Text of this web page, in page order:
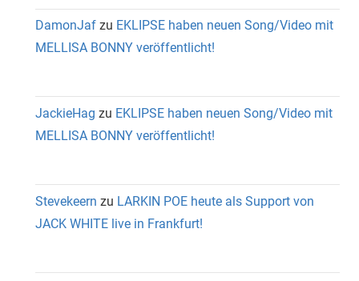
DamonJaf zu EKLIPSE haben neuen Song/Video mit
MELLISA BONNY veröffentlicht!
JackieHag zu EKLIPSE haben neuen Song/Video mit
MELLISA BONNY veröffentlicht!
Stevekeern zu LARKIN POE heute als Support von
JACK WHITE live in Frankfurt!